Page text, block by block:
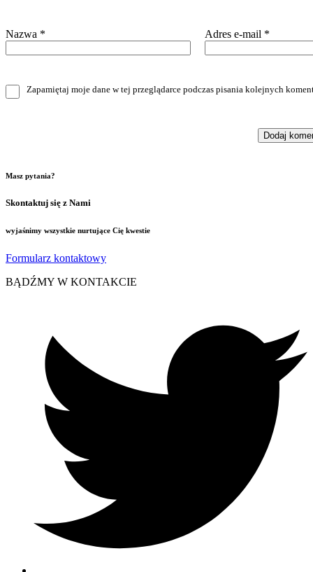
Nazwa * Adres e-mail *
Zapamiętaj moje dane w tej przeglądarce podczas pisania kolejnych
Masz pytania?
Skontaktuj się z Nami
wyjaśnimy wszystkie nurtujące Cię kwestie
Formularz kontaktowy
BĄDŹMY W KONTAKCIE